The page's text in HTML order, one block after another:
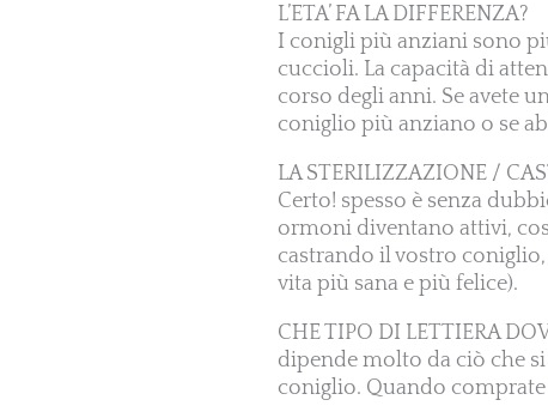
L’ETA’ FA LA DIFFERENZA?
I conigli più anziani sono
cuccioli. La capacità di
corso degli anni. Se avete
coniglio più anziano o se
LA STERILIZZAZIONE /
Certo! spesso è senza
ormoni diventano attivi,
castrando il vostro
vita più sana e più felice).
CHE TIPO DI LETTIERA
dipende molto da ciò che
coniglio. Quando